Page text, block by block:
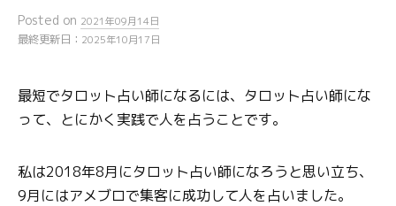
Posted on 2021年09月14日
最終更新日： 2025年10月17日
最短でタロット占い師になるには、タロット占い師にな
って、とにかく実践で人を占うことです。
私は2018年8月にタロット占い師になろうと思い立ち、
9月にはアメブロで集客に成功して人を占いました。